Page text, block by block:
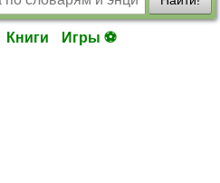
Книги Игры ⚽